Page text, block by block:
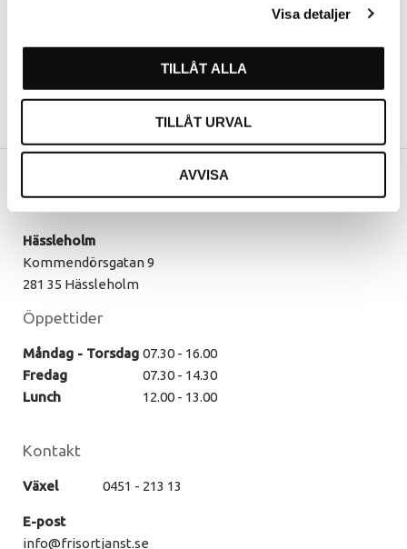
Visa detaljer
TILLÅT ALLA
TILLÅT URVAL
AVVISA
Hässleholm
Kommendörsgatan 9
281 35 Hässleholm
Öppettider
Måndag - Torsdag 07.30 - 16.00
Fredag
07.30 - 14.30
Lunch
12.00 - 13.00
Kontakt
Växel 0451 - 213 13
E-post
info@frisortjanst.se